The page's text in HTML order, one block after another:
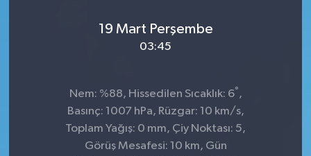
19 Mart Perşembe
03:45
Nem: %88, Hissedilen Sıcaklık: 6° ,
Basınç: 1007 hPa, Rüzgar: 10 km/s,
Toplam Yağış: 0 mm, Çiy Noktası: 5,
Görüş Mesafesi: 10 km, Gün